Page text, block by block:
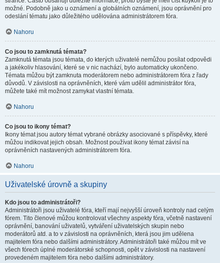
možné. Podobně jako u oznámení a globálních oznámení, jsou oprávnění pro
odeslání tématu jako důležitého udělována administrátorem fóra.
Nahoru
Co jsou to zamknutá témata?
Zamknutá témata jsou témata, do kterých uživatelé nemůžou posílat odpovědi
a jakékoliv hlasování, které se v nic nachází, bylo automaticky ukončeno.
Témata můžou být zamknuta moderátorem nebo administrátorem fóra z řady
důvodů. V závislosti na oprávněních, které vám udělil administrátor fóra,
můžete také mít možnost zamykat vlastní témata.
Nahoru
Co jsou to ikony témat?
Ikony témat jsou autory témat vybrané obrázky asociované s příspěvky, které
můžou indikovat jejich obsah. Možnost používat ikony témat závisí na
oprávněních nastavených administrátorem fóra.
Nahoru
Uživatelské úrovně a skupiny
Kdo jsou to administrátoři?
Administrátoři jsou uživatelé fóra, kteří mají nejvyšší úroveň kontroly nad celým
fórem. Tito členové můžou kontrolovat všechny aspekty fóra, včetně nastavení
oprávnění, banování uživatelů, vytváření uživatelských skupin nebo
moderátorů atd. a to v závislosti na oprávněních, která jsou jim udělena
majitelem fóra nebo dalšími administrátory. Administrátoři také můžou mít ve
všech fórech úplné moderátorské schopnosti, opět v závislosti na nastavení
provedeném majitelem fóra nebo dalšími administrátory.